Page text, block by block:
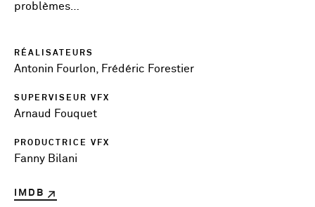
problèmes…
RÉALISATEURS
Antonin Fourlon, Frédéric Forestier
SUPERVISEUR VFX
Arnaud Fouquet
PRODUCTRICE VFX
Fanny Bilani
IMDB